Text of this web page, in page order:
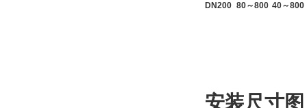
DN200 80～800 40～800
安装尺寸